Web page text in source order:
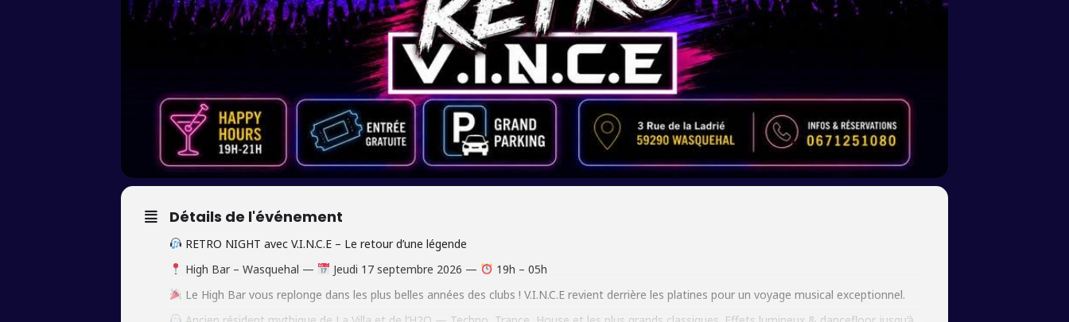
Détails de l'événement
RETRO NIGHT avec V.I.N.C.E – Le retour d’une légende
High Bar – Wasquehal —
Jeudi 17 septembre 2026 —
19h – 05h
Le High Bar vous replonge dans les plus belles années des clubs ! V.I.N.C.E revient derrière les platines pour un voyage musical exceptionnel.